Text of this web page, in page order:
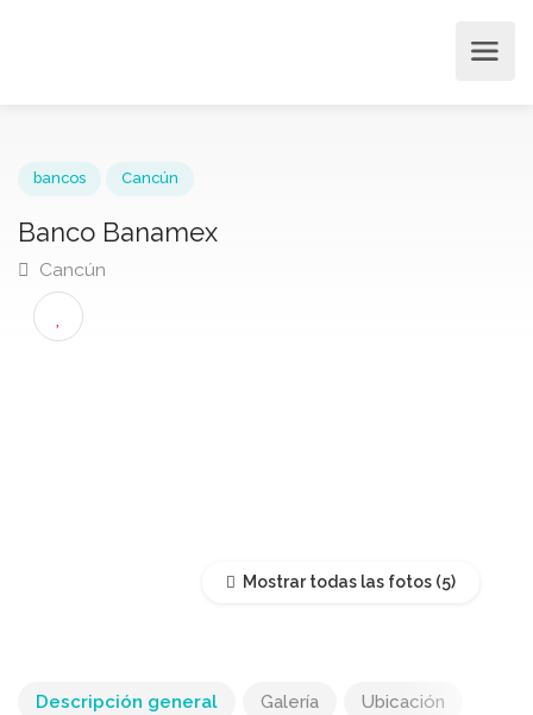
Banco Banamex
Cancún
Mostrar todas las fotos
Descripción general Galería Ubicación